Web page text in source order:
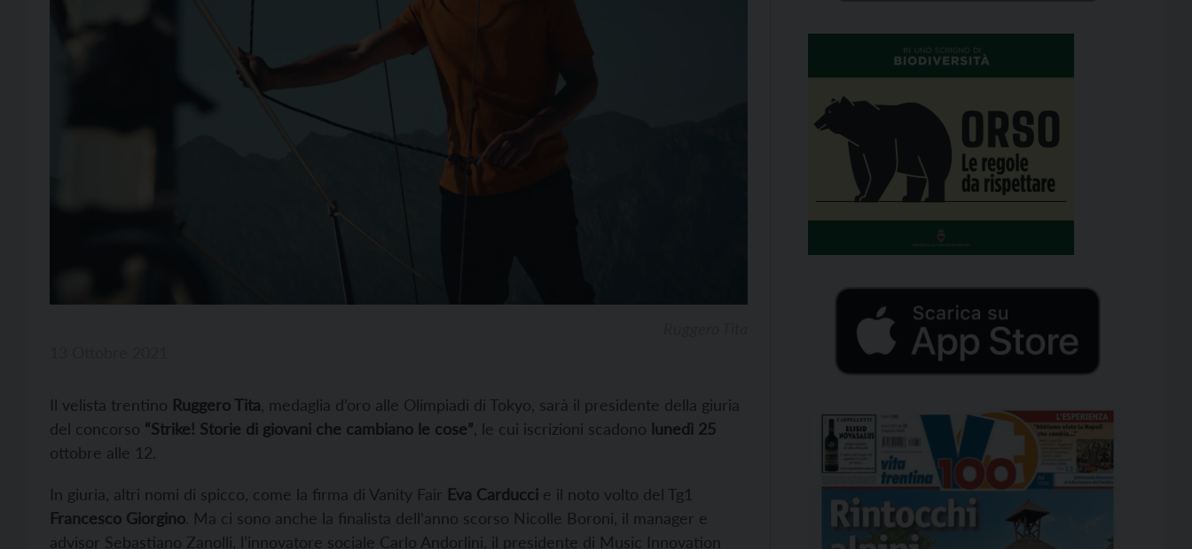
Il velista trentino Ruggero Tita , medaglia d’oro alle Olimpiadi di Tokyo, sarà il presidente della giuria
del concorso “Strike! Storie di giovani che cambiano le cose” , le cui iscrizioni scadono lunedì 25
ottobre alle 12.
In giuria, altri nomi di spicco, come la firma di Vanity Fair Eva Carducci e il noto volto del Tg1
Francesco Giorgino. Ma ci sono anche la finalista dell’anno scorso Nicolle Boroni, il manager e
advisor Sebastiano Zanolli, l’innovatore sociale Carlo Andorlini, il presidente di Music Innovation